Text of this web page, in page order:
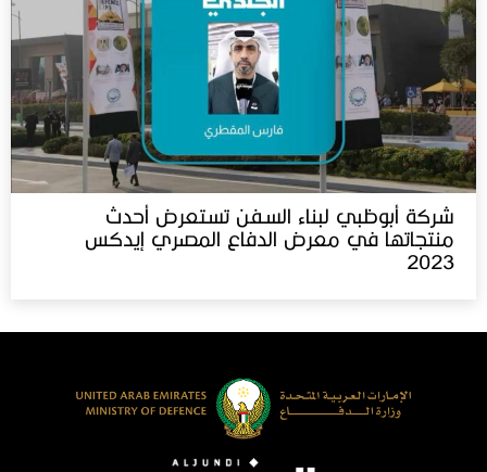
شركة أبوظبي لبناء السفن تستعرض أحدث
منتجاتها في معرض الدفاع المصري إيدكس‬⁩
2023